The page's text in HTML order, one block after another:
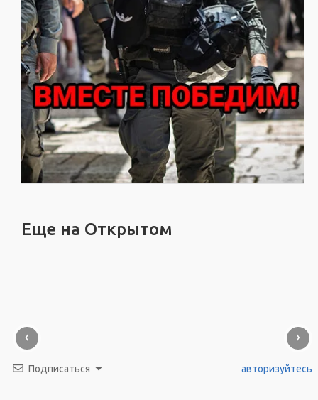
Еще на Открытом
‹ ›
Подписаться авторизуйтесь